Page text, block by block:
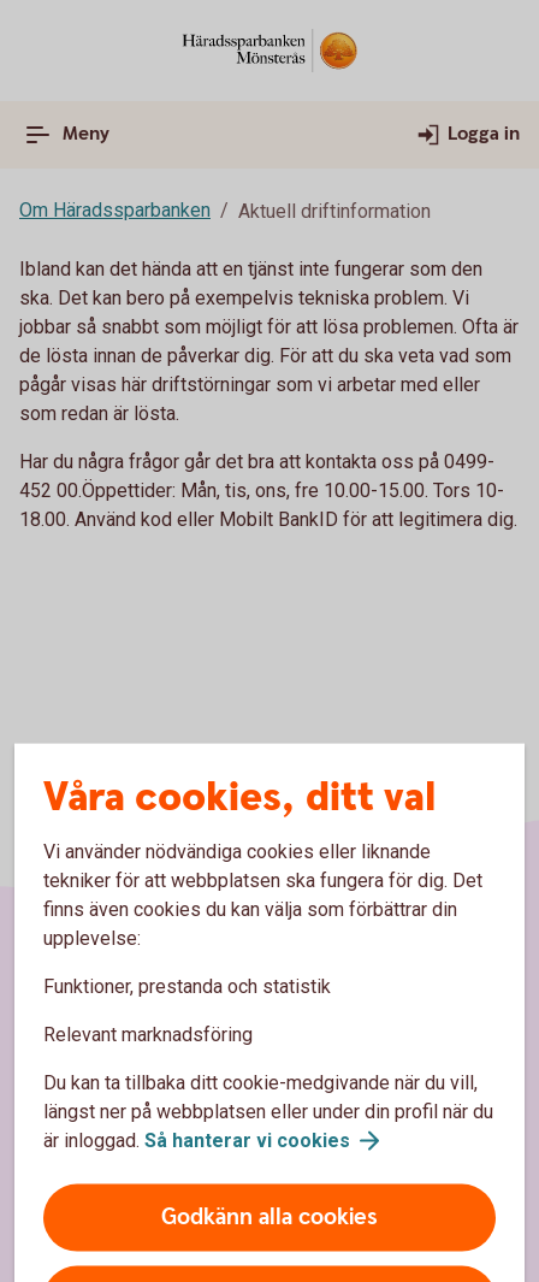
Meny Logga in
Om Häradssparbanken Aktuell driftinformation
Ibland kan det hända att en tjänst inte fungerar som den
ska. Det kan bero på exempelvis tekniska problem. Vi
jobbar så snabbt som möjligt för att lösa problemen. Ofta är
de lösta innan de påverkar dig. För att du ska veta vad som
pågår visas här driftstörningar som vi arbetar med eller
som redan är lösta.
Har du några frågor går det bra att kontakta oss på 0499-
452 00.Öppettider: Mån, tis, ons, fre 10.00-15.00. Tors 10-
18.00. Använd kod eller Mobilt BankID för att legitimera dig.
Våra cookies, ditt val
Vi använder nödvändiga cookies eller liknande
tekniker för att webbplatsen ska fungera för dig. Det
finns även cookies du kan välja som förbättrar din
upplevelse:
Funktioner, prestanda och statistik
Relevant marknadsföring
Du kan ta tillbaka ditt cookie-medgivande när du vill,
längst ner på webbplatsen eller under din profil när du
är inloggad. Så hanterar vi cookies
Godkänn alla cookies
Sidfot
Hitta snabbt
Kontakta oss
Spärrhjälp
Priser, räntor och kurser
Om oss
Om Häradssparbanken Mönsterås